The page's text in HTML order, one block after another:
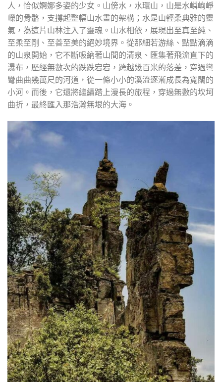
人，恰似婀娜多姿的少女。山傍水，水環山，山是水嶙峋崢
嶸的骨骼，支撐起整幅山水畫的架構；水是山輕柔典雅的靈
氣，為這片山林注入了靈魂。山水相依，展現出至真至純、
至柔至剛、至善至美的絕妙境界。從那細若游絲、點點滴滴
的山泉開始，它不斷吸納著山間的清泉、匯集著飛流直下的
瀑布，歷經無數次的跌跌宕宕，跨越幾百米的落差，穿過彎
彎曲曲幾萬尺的河道，從一條小小的溪流逐漸成長為寬闊的
小河。而後，它還將繼續踏上漫長的旅程，穿過無數的坎坷
曲折，最終匯入那浩瀚無垠的大海。